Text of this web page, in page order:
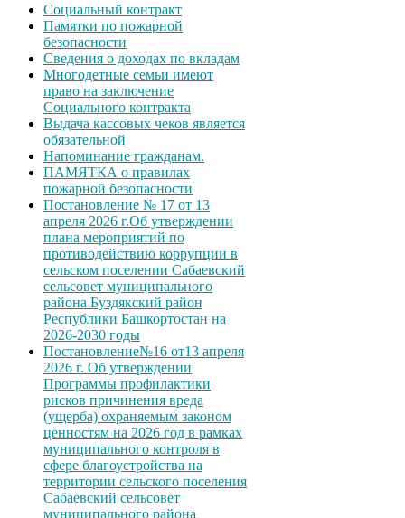
Социальный контракт
Памятки по пожарной
безопасности
Сведения о доходах по вкладам
Многодетные семьи имеют
право на заключение
Социального контракта
Выдача кассовых чеков является
обязательной
Напоминание гражданам.
ПАМЯТКА о правилах
пожарной безопасности
Постановление № 17 от 13
апреля 2026 г.Об утверждении
плана мероприятий по
противодействию коррупции в
сельском поселении Сабаевский
сельсовет муниципального
района Буздякский район
Республики Башкортостан на
2026-2030 годы
Постановление№16 от13 апреля
2026 г. Об утверждении
Программы профилактики
рисков причинения вреда
(ущерба) охраняемым законом
ценностям на 2026 год в рамках
муниципального контроля в
сфере благоустройства на
территории сельского поселения
Сабаевский сельсовет
муниципального района